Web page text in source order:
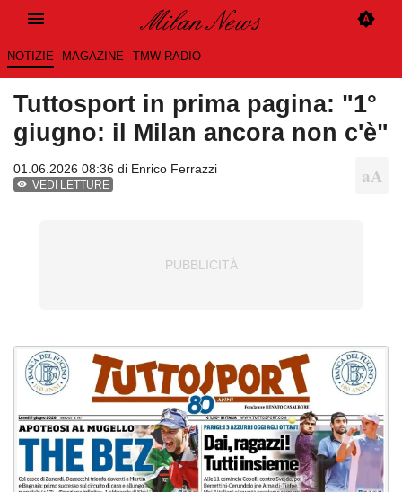
NOTIZIE MAGAZINE TMW RADIO
Tuttosport in prima pagina: "1°
giugno: il Milan ancora non c'è"
01.06.2026 08:36 di Enrico Ferrazzi
VEDI LETTURE